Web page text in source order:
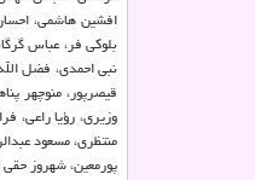
افشین هاشمی،
بلوكی فر، عباس
نبی احمدی، فضل
قیصرپور، منوچهر
وزیری، رؤیا راعی،
منتظری، مسعود
پورمعین، شهروز